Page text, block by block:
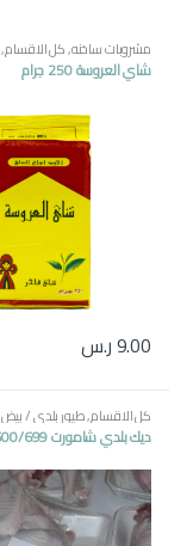
مشروبات ساخنه,كل الاقسام,
مصرية
شاي العروسة 250 جرام
9.00ر.س
كل الاقسام,طيور بلدي / بيض
ديك بلدي شامورت 600/699جرام